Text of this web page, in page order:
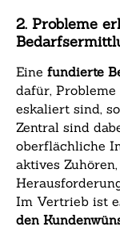
2. Probleme
Eine fundierte
dafür,
eskaliert sind,
Zentral sind
oberflächliche
aktives
Im Vertrieb ist
den